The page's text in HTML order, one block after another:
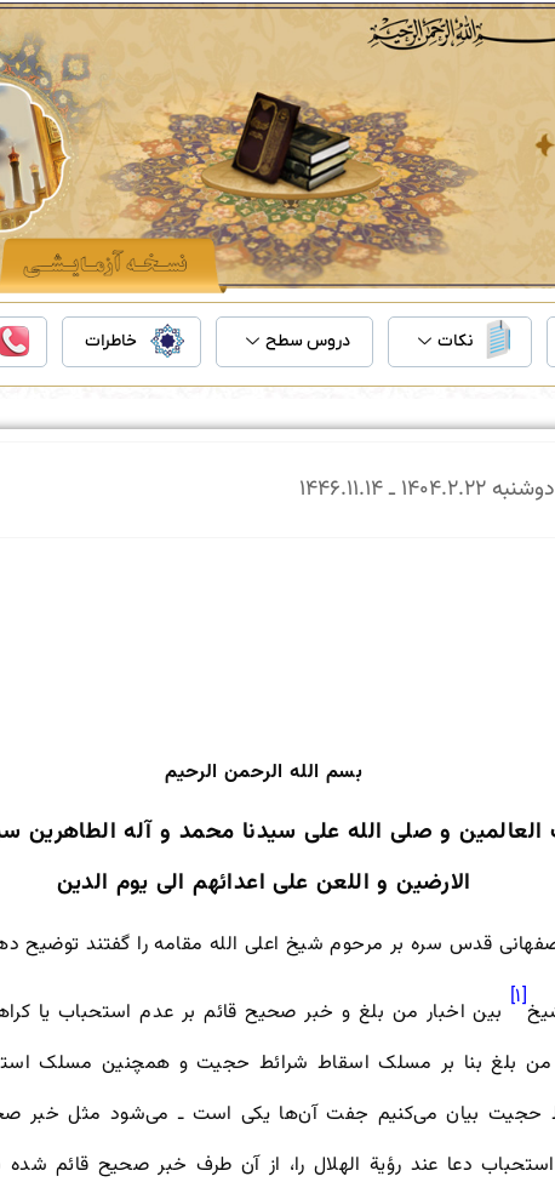
نکات دروس سطح خاطرات
بسم الله الرحمن الرحیم
العالمین و صلی الله علی سیدنا محمد و آله الطاهرین
الارضین و اللعن علی اعدائهم الی یوم الدین
قدس سره بر مرحوم شیخ اعلی الله مقامه را گفتند توضیح
[۱]
بین اخبار من بلغ و خبر صحیح قائم بر عدم استحباب یا
من بلغ بنا بر مسلک اسقاط شرائط حجیت و همچنین مسلک
حجیت بیان می‌کنیم جفت آن‌ها یکی است ـ می‌شود مثل خبر
دعا عند رؤیة الهلال را، از آن طرف خبر صحیح قائم شده